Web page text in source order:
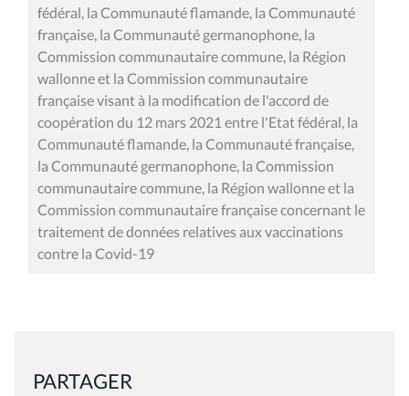
fédéral, la Communauté flamande, la Communauté
française, la Communauté germanophone, la
Commission communautaire commune, la Région
wallonne et la Commission communautaire
française visant à la modification de l'accord de
coopération du 12 mars 2021 entre l'Etat fédéral, la
Communauté flamande, la Communauté française,
la Communauté germanophone, la Commission
communautaire commune, la Région wallonne et la
Commission communautaire française concernant le
traitement de données relatives aux vaccinations
contre la Covid-19
PARTAGER